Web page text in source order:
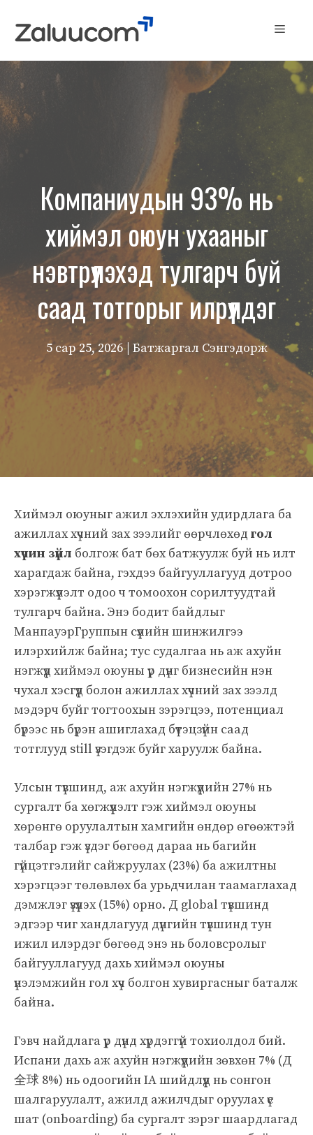
Menu
Компаниудын 93% нь
хиймэл оюун ухааныг
нэвтрүүлэхэд тулгарч буй
саад тотгорыг илрүүлдэг
5 сар 25, 2026 | Батжаргал Сэнгэдорж
Хиймэл оюуныг ажил эхлэхийн удирдлага ба
ажиллах хүчний зах зээлийг өөрчлөхөд гол
хүчин зүйл болгож бат бөх батжуулж буй нь илт
харагдаж байна, гэхдээ байгууллагууд дотроо
хэрэгжүүлэлт одоо ч томоохон сорилтуудтай
тулгарч байна. Энэ бодит байдлыг
МанпауэрГруппын сүүлийн шинжилгээ
илэрхийлж байна; тус судалгаа нь аж ахуйн
нэгжүүд хиймэл оюуны үр дүнг бизнесийн нэн
чухал хэсгүүд болон ажиллах хүчний зах зээлд
мэдэрч буйг тогтоохын зэрэгцээ, потенциал
бүрээс нь бүрэн ашиглахад бүтэцзүйн саад
тотглууд still үзэгдэж буйг харуулж байна.
Улсын түвшинд, аж ахуйн нэгжүүдийн 27% нь
сургалт ба хөгжүүлэлт гэж хиймэл оюуны
хөрөнгө оруулалтын хамгийн өндөр өгөөжтэй
талбар гэж үздэг бөгөөд дараа нь багийн
гүйцэтгэлийг сайжруулах (23%) ба ажилтны
хэрэгцээг төлөвлөх ба урьдчилан таамаглахад
дэмжлэг үзүүлэх (15%) орно. Д global түвшинд
эдгээр чиг хандлагууд дүнгийн түвшинд тун
ижил илэрдэг бөгөөд энэ нь боловсролыг
байгууллагууд дахь хиймэл оюуны
үнэлэмжийн гол хүч болгон хувиргасныг баталж
байна.
Гэвч найдлага үр дүнд хүрдэггүй тохиолдол бий.
Испани дахь аж ахуйн нэгжүүдийн зөвхөн 7% (Д
全球 8%) нь одоогийн IA шийдлүүд нь сонгон
шалгаруулалт, ажилд ажилчдыг оруулах үе
шат (onboarding) ба сургалт зэрэг шаардлагад